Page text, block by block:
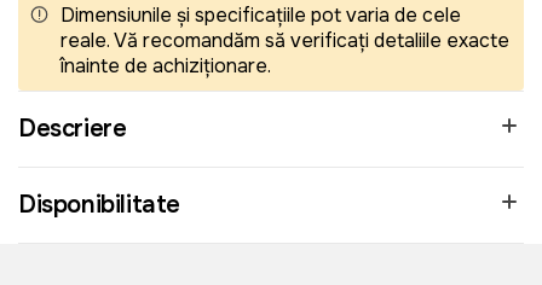
Dimensiunile și specificațiile pot varia de cele
reale. Vă recomandăm să verificați detaliile exacte
înainte de achiziționare.
Descriere
Disponibilitate